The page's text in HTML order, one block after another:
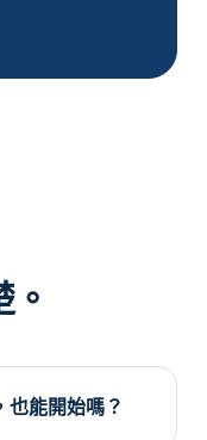
能開始嗎？